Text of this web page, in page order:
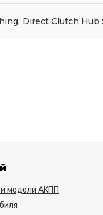
Direct Clutch Hub
модели АКПП